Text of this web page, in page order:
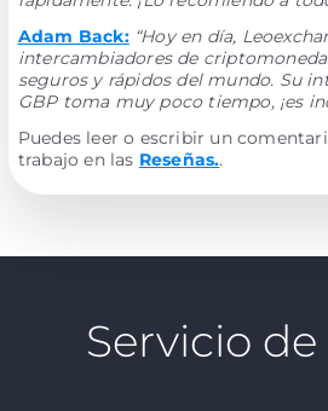
Adam Back: “Hoy en día,
intercambiadores de
seguros y rápidos del mundo. Su
GBP toma muy poco tiempo, ¡es
Puedes leer o escribir un
trabajo en las Reseñas..
Servicio